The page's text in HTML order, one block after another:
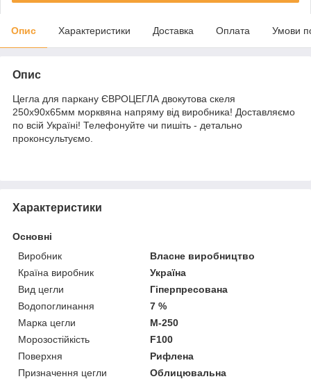
Опис Характеристики Доставка Оплата Умови
Опис
Цегла для паркану ЄВРОЦЕГЛА двокутова скеля
250х90х65мм морквяна напряму від виробника! Доставляємо
по всій Україні! Телефонуйте чи пишіть - детально
проконсультуємо.
Характеристики
Основні
Виробник
Власне виробництво
Країна виробник
Україна
Вид цегли
Гіперпресована
Водопоглинання
7 %
Марка цегли
М-250
Морозостійкість
F100
Поверхня
Рифлена
Призначення цегли
Облицювальна